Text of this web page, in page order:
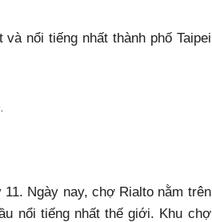
nổi tiếng nhất thành phố Taipei
Ngày nay, chợ Rialto nằm trên
nổi tiếng nhất thế giới. Khu chợ